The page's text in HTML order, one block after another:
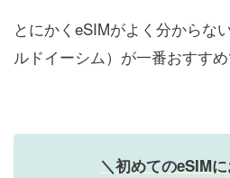
とにかくeSIMがよく分からな
ルドイーシム）が一番おすすめ
＼初めてのeSIM